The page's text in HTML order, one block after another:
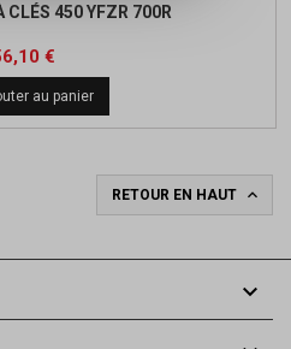
CLÉS 450 YFZR 700R
€
au panier
RETOUR EN HAUT 
